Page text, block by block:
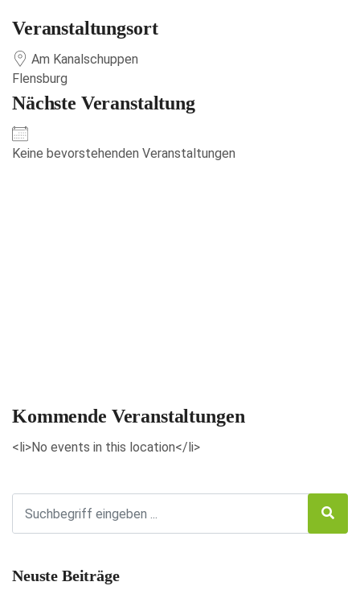
Veranstaltungsort
Am Kanalschuppen
Flensburg
Nächste Veranstaltung
Keine bevorstehenden Veranstaltungen
Kommende Veranstaltungen
<li>No events in this location</li>
Neuste Beiträge